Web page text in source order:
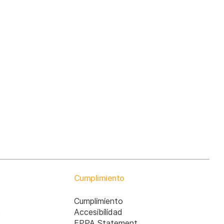
Cumplimiento
Cumplimiento
Accesibilidad